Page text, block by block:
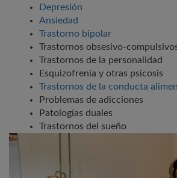
Depresión
Ansiedad
Trastorno bipolar
Trastornos obsesivo-
Trastornos de la personalidad
Esquizofrenia y otras psicosis
Trastornos de la conducta
Problemas de adicciones
Patologías duales
Trastornos del sueño